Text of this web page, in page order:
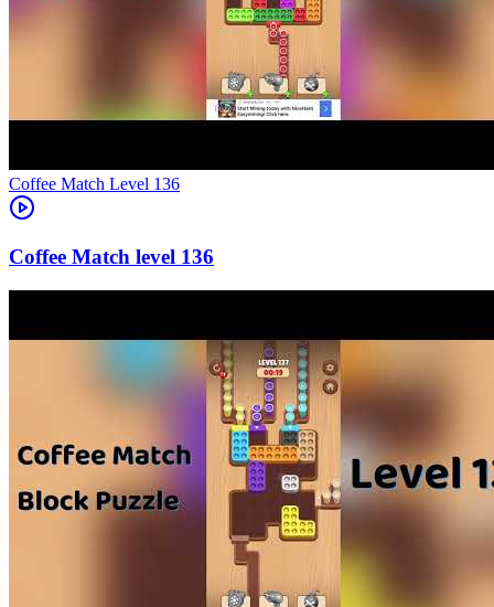
Level 136
136